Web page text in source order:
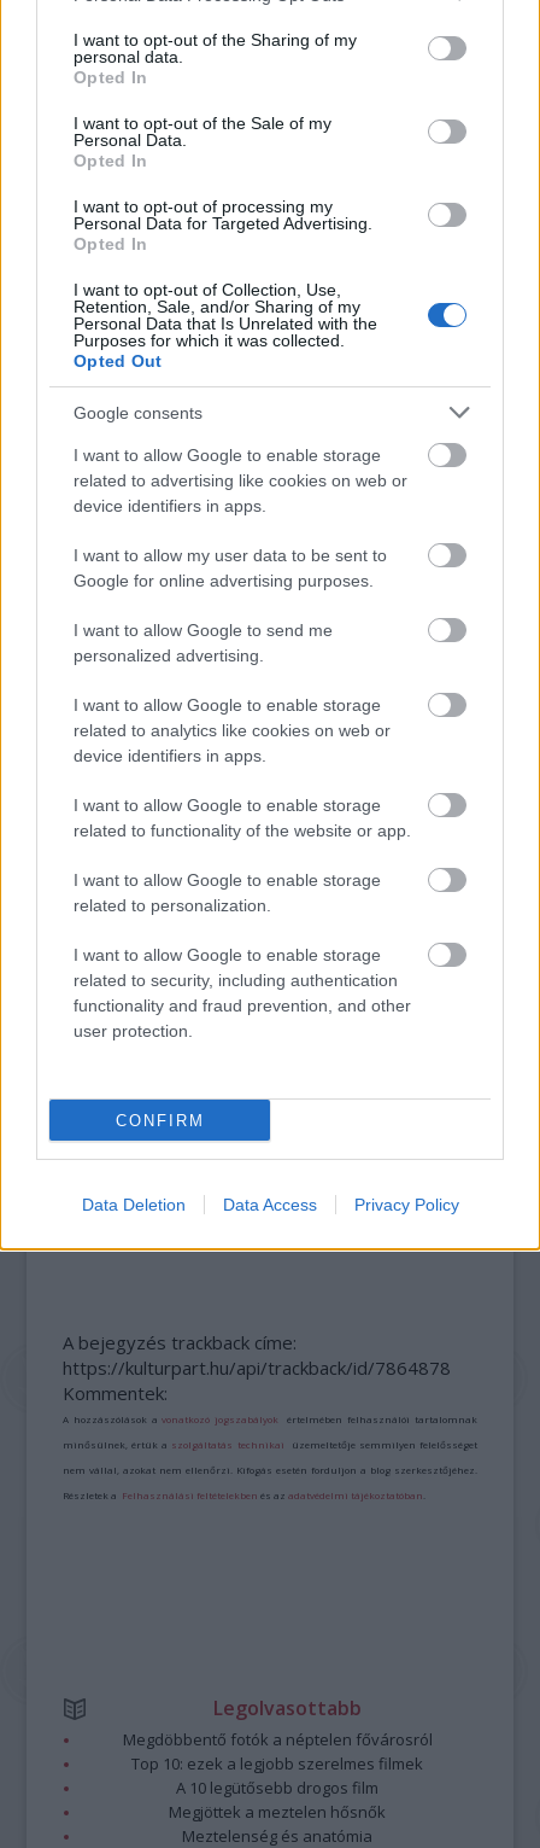
not limited to your visit or usage behaviour. You may click to
grant or deny consent to Google and its third-party tags to
use your data for below specified purposes in below Google
consent section.
I want to opt-out of the Sharing of my
personal data.
Opted In
I want to opt-out of the Sale of my
Personal Data.
Opted In
I want to opt-out of processing my
Personal Data for Targeted Advertising.
Opted In
I want to opt-out of Collection, Use,
Retention, Sale, and/or Sharing of my
Personal Data that Is Unrelated with the
Purposes for which it was collected.
Opted Out
Google consents
I want to allow Google to enable storage
related to advertising like cookies on web or
device identifiers in apps.
I want to allow my user data to be sent to
Google for online advertising purposes.
I want to allow Google to send me
personalized advertising.
I want to allow Google to enable storage
related to analytics like cookies on web or
device identifiers in apps.
I want to allow Google to enable storage
related to functionality of the website or app.
I want to allow Google to enable storage
related to personalization.
I want to allow Google to enable storage
related to security, including authentication
functionality and fraud prevention, and other
user protection.
CONFIRM
Data Deletion Data Access Privacy Policy
címmel jelentette meg első novelláit, amelyek
sikert arattak Erdélyben és Magyarországon.
Műveit Pomogáts Béla így méltatta: "a
székely havasok krónikása nélkül nem lehet
teljes a kép, amelyet az erdélyi magyar
irodalomról, egyáltalán, a huszadik századi
elbeszélő irodalmunkról alkotunk".
1941-ben erdélyi képviselőként Budapestre
költözött. A második világháború után
nyugatra menekült. Megfordult Amerikában,
ahol megalapította a clevelandi Kossuth Lajos
Könyvkiadót. Élete utolsó éveit Madridban
töltötte, itt érte a halál 1953-ban.
Forrás: MTI
Színház Erdély Szépirodalom Székelyföld 15.000.000
ÍZEI A SKANZENBEN
AZ EMBERSÉG ÜNNEPE
VECSEI H. MIKLÓS A ZSÁMBÉKI NYÁRI
A bejegyzés trackback címe:
https://kulturpart.hu/api/trackback/id/7864878
Kommentek:
A hozzászólások avonatkozó jogszabályok értelmében felhasználói tartalomnak
minősülnek, értük a szolgáltatás technikai üzemeltetője semmilyen felelősséget
nem vállal, azokat nem ellenőrzi. Kifogás esetén forduljon a blog szerkesztőjéhez.
Részletek a Felhasználási feltételekben és azadatvédelmi tájékoztatóban
Legolvasottabb
Megdöbbentő fotók a néptelen fővárosról
Top 10: ezek a legjobb szerelmes filmek
A 10 legütősebb drogos film
Megjöttek a meztelen hősnők
Meztelenség és anatómia